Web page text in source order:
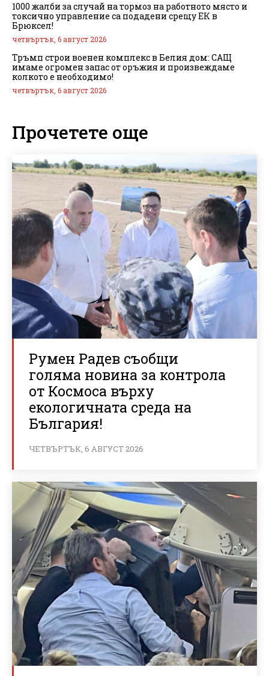
1000 жалби за случай на тормоз на работното място и
токсично управление са подадени срещу ЕК в
Брюксел!
четвъртък, 6 август 2026
Тръмп строи военен комплекс в Белия дом: САЩ
имаме огромен запас от оръжия и произвеждаме
колкото е необходимо!
четвъртък, 6 август 2026
Прочетете още
Румен Радев съобщи
голяма новина за контрола
от Космоса върху
екологичната среда на
България!
ЧЕТВЪРТЪК, 6 АВГУСТ 2026